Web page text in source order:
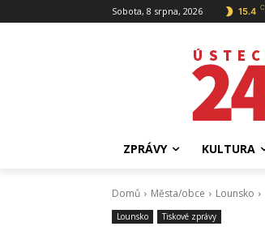
Sobota, 8 srpna, 2026 15.4 C
ZPRÁVY KULTURA
Domů Města/obce Lounsko
Lounsko Tiskové zprávy